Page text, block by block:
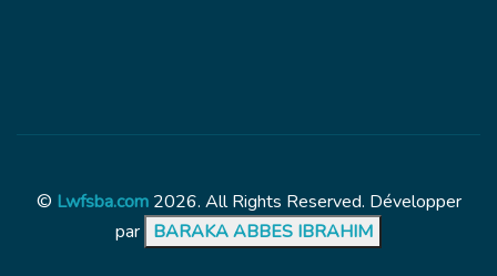
© Lwfsba.com 2026. All Rights Reserved. Développer
par BARAKA ABBES IBRAHIM